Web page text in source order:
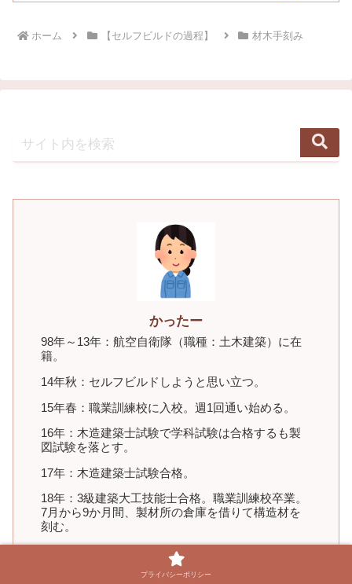
ホーム 【セルフビルドの過程】 材木手刻み
かったー
98年～13年：航空自衛隊（職種：土木建築）に在
籍。
14年秋：セルフビルドしようと思い立つ。
15年春：職業訓練校に入校。週1回通い始める。
16年：木造建築士試験で学科試験は合格するも製
図試験を落とす。
17年：木造建築士試験合格。
18年：3級建築大工技能士合格。職業訓練校卒業。
7月から9か月間、製材所の倉庫を借りて構造材を
刻む。
19年：予定通り3月に北海道に引っ越し、4月に確
認申請提出、基礎工事、5月末に建て方、夏から秋
にかけて外壁施工。プライバシーポリシー